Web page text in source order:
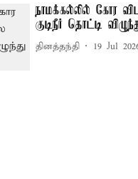
நாமக்கல்லில் கோர
குடிநீர் தொட்டி
தினத்தந்தி 19 Jul